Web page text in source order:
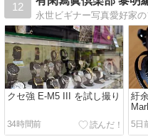
12
クセ強 E-M5 III を試し撮り
34時間前
紆
5日